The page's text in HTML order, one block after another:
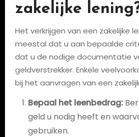
zakelijke
Het verkrijgen van een zakelijke
meestal dat u aan bepaalde
dat u de nodige documentatie
geldverstrekker. Enkele
bij het aanvragen van een
Bepaal het leenbedrag:
geld u nodig heeft en
gebruiken.